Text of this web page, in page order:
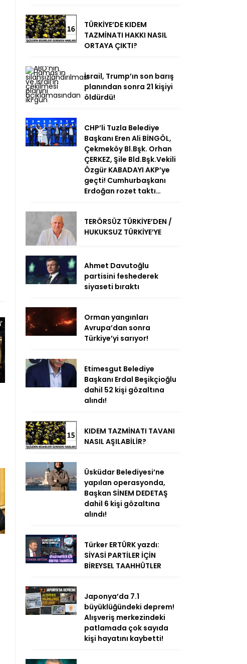
TÜRKİYE’DE KIDEM
TAZMİNATI HAKKI NASIL
ORTAYA ÇIKTI?
İsrail, Trump’ın son barış
planından sonra 21 kişiyi
öldürdü!
CHP’li Tuzla Belediye
Başkanı Eren Ali BİNGÖL,
Çekmeköy Bl.Bşk. Orhan
ÇERKEZ, Şile Bld.Bşk.Vekili
Özgür KABADAYI AKP’ye
geçti! Cumhurbaşkanı
Erdoğan rozet taktı…
TERÖRSÜZ TÜRKİYE’DEN /
HUKUKSUZ TÜRKİYE’YE
Ahmet Davutoğlu
partisini feshederek
siyaseti bıraktı
Orman yangınları
Avrupa’dan sonra
Türkiye’yi sarıyor!
Etimesgut Belediye
Başkanı Erdal Beşikçioğlu
dahil 52 kişi gözaltına
alındı!
KIDEM TAZMİNATI TAVANI
NASIL AŞILABİLİR?
Üsküdar Belediyesi’ne
yapılan operasyonda,
Başkan SİNEM DEDETAŞ
dahil 6 kişi gözaltına
alındı!
Türker ERTÜRK yazdı:
SİYASİ PARTİLER İÇİN
BİREYSEL TAAHHÜTLER
Japonya’da 7.1
büyüklüğündeki deprem!
Alışveriş merkezindeki
patlamada çok sayıda
kişi hayatını kaybetti!